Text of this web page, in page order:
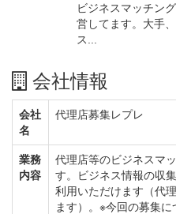
ビジネスマッチン
営してます。大手
ス...
会社情報
会社
名
代理店募集レプレ
業務
内容
代理店等のビジネスマ
す。ビジネス情報の収
利用いただけます（代
ます）。※今回の募集